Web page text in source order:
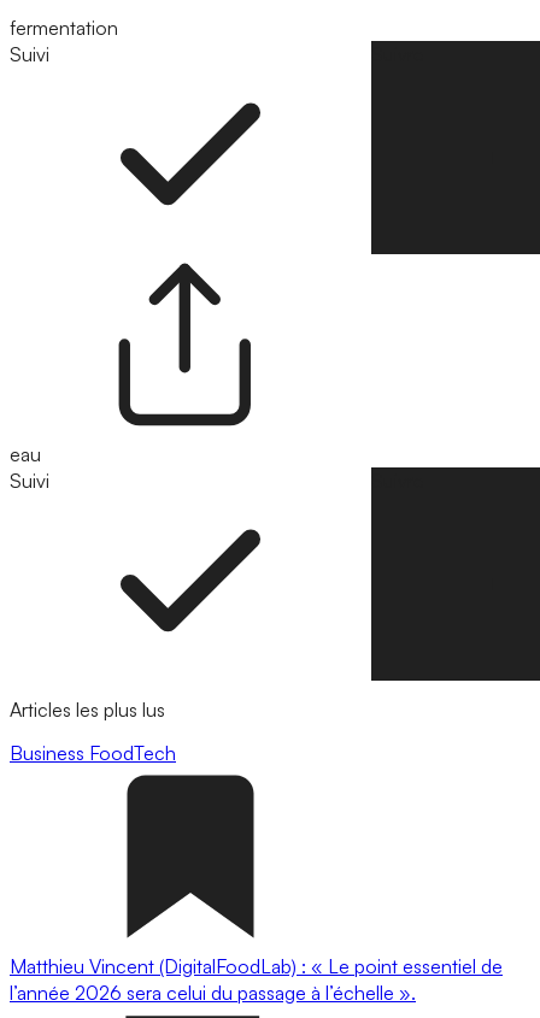
fermentation
Suivi
eau
Suivi
Articles les plus lus
Business FoodTech
Matthieu Vincent (DigitalFoodLab) : « Le point essentiel de
l’année 2026 sera celui du passage à l’échelle ».